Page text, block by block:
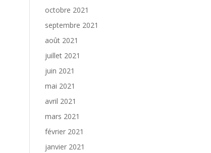
octobre 2021
septembre 2021
août 2021
juillet 2021
juin 2021
mai 2021
avril 2021
mars 2021
février 2021
janvier 2021